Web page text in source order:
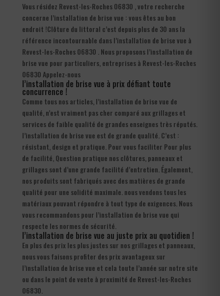
Vous résidez Revest-les-Roches 06830 , votre recherche
concerne l’installation de brise vue : vous êtes au bon
endroit !Clôture du littoral c’est depuis plus de 30 ans la
référence incontournable dans l’installation de brise vue à
Revest-les-Roches 06830 . Nous proposons l’installation de
brise vue pour particuliers, entreprises à Revest-les-Roches
06830 Appelez-nous
l’installation de brise vue à prix défiant toute
concurrence !
Comme tous nos articles, l’installation de brise vue de
qualité, n’est vraiment pas cher comparé aux grillages et
services de faible qualité de grandes enseignes très réputés.
l’installation de brise vue est de grande qualité. C’est :
résistant, design et pratique. Pour vous faciliter Pour plus
de facilité, Question pratique nos clôtures, panneaux et
grillages sont d’une grande facilité d’entretien. Également,
nos produits sont fabriqués avec des matières de grande
qualité pour une solidité maximale. nous vendons tous les
matériaux pouvant répondre à tout type de exigences. Nous
vous recommandons pour l’installation de brise vue qui
respecte les normes de sécurité.
l’installation de brise vue au juste prix au quotidien !
En plus des prix les plus justes sur nos grillages et panneaux,
nous vous faisons profiter des prix avantageux sur
l’installation de brise vue et cela toute l’année sur notre site
ou dans le point de vente à proximité de Revest-les-Roches
06830.